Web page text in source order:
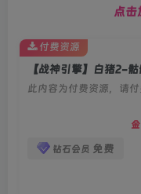
点击
此内容为付费资源，请
钻石会员 免费
付费资源